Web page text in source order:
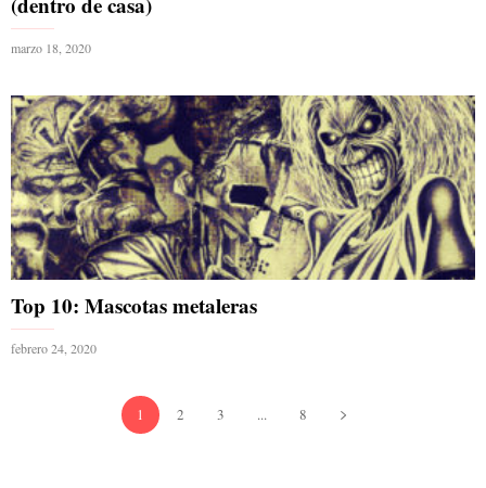
marzo 18, 2020
Top 10: Mascotas metaleras
febrero 24, 2020
1 2 3 ... 8